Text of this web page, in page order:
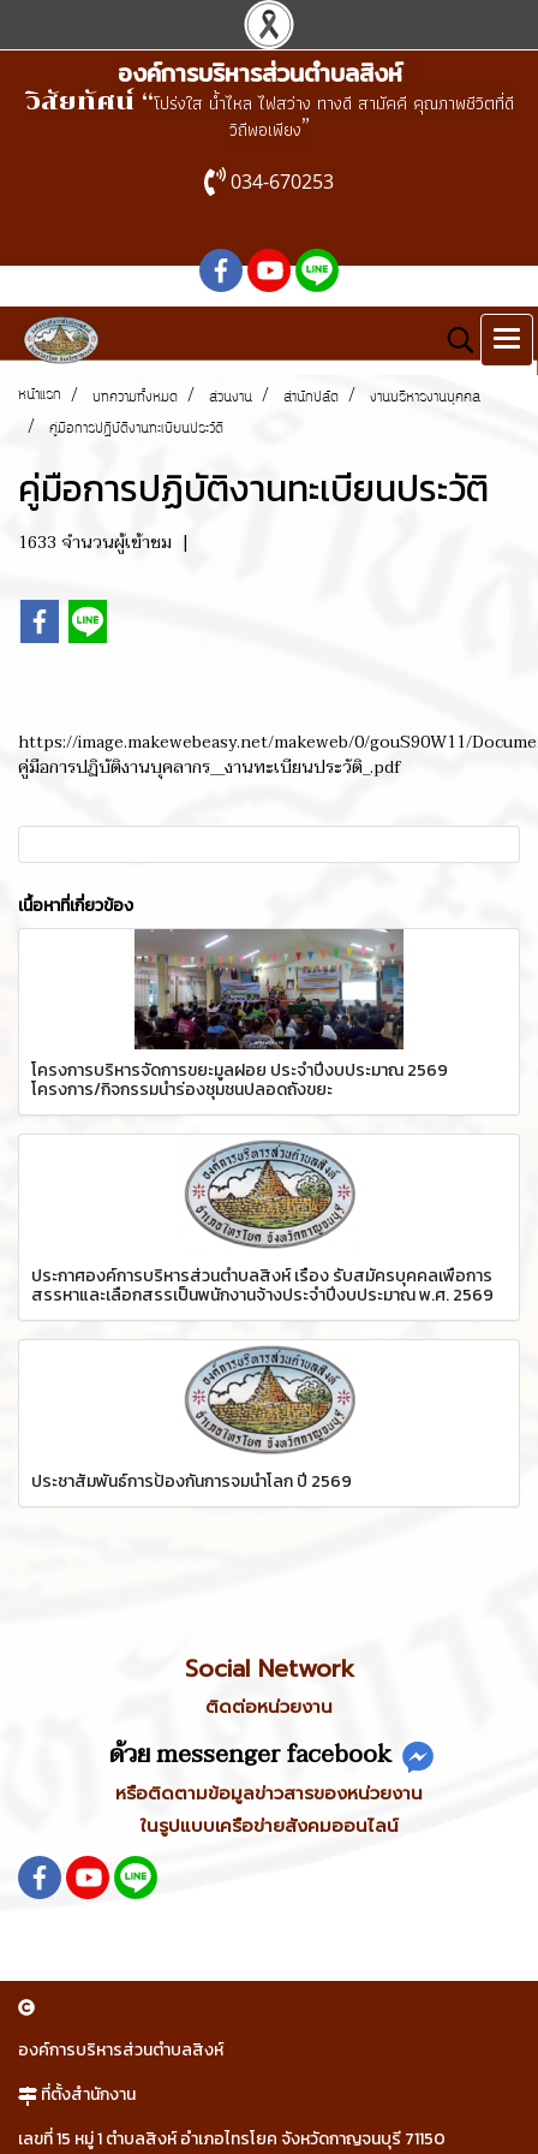
องค์การบริหารส่วนตำบลสิงห์
วิสัยทัศน์ “โปร่งใส น้ำไหล ไฟสว่าง ทางดี สามัคคี คุณภาพชีวิตที่ดี
วิถีพอเพียง”
034-670253
หน้าแรก บทความทั้งหมด ส่วนงาน สำนักปลัด งานบริหารงานบุคคล
คู่มือการปฏิบัติงานทะเบียนประวัติ
คู่มือการปฏิบัติงานทะเบียนประวัติ
1633 จำนวนผู้เข้าชม |
https://image.makewebeasy.net/makeweb/0/gouS90W11/
คู่มือการปฏิบัติงานบุคลากร__งานทะเบียนประวัติ_.pdf
เนื้อหาที่เกี่ยวข้อง
โครงการบริหารจัดการขยะมูลฝอย ประจำปีงบประมาณ 2569
โครงการ/กิจกรรมนำร่องชุมชนปลอดถังขยะ
ประกาศองค์การบริหารส่วนตำบลสิงห์ เรื่อง รับสมัครบุคคลเพื่อการ
สรรหาและเลือกสรรเป็นพนักงานจ้างประจำปีงบประมาณ พ.ศ. 2569
ประชาสัมพันธ์การป้องกันการจมน้ำโลก ปี 2569
Social Network
ติดต่อหน่วยงาน
ด้วย messenger facebook
หรือติดตามข้อมูลข่าวสารของหน่วยงาน
ในรูปแบบเครือข่ายสังคมออนไลน์
องค์การบริหารส่วนตำบลสิงห์
ที่ตั้งสำนักงาน
เลขที่ 15 หมู่ 1 ตำบลสิงห์ อำเภอไทรโยค จังหวัดกาญจนบุรี 71150